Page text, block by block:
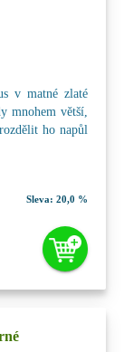
v matné zlaté
mnohem větší,
ho napůl
Sleva: 20,0 %